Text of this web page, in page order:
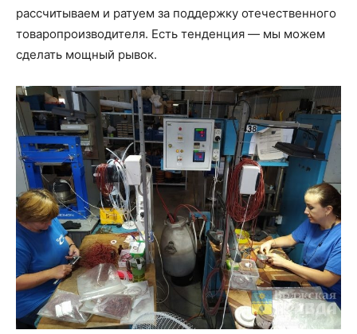
рассчитываем и ратуем за поддержку отечественного
товаропроизводителя. Есть тенденция — мы можем
сделать мощный рывок.